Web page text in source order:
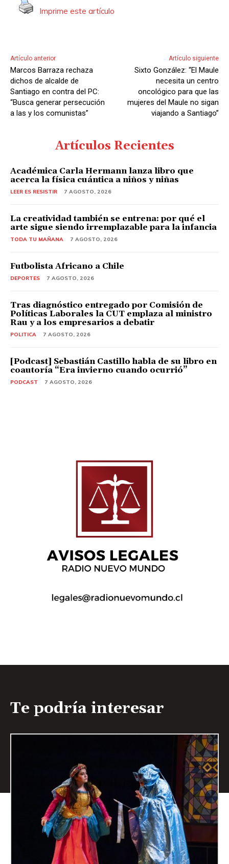
Imprime este artículo
Artículo anterior
Marcos Barraza rechaza
dichos de alcalde de
Santiago en contra del PC:
“Busca generar persecución
a las y los comunistas”
Artículo siguiente
Sixto González: “El Maule
necesita un centro
oncológico para que las
mujeres del Maule no sigan
viajando a Santiago”
Artículos Recientes
Académica Carla Hermann lanza libro que
acerca la física cuántica a niños y niñas
LEER ES RESISTIR 7 AGOSTO, 2026
La creatividad también se entrena: por qué el
arte sigue siendo irremplazable para la infancia
TODA TU MAÑANA 7 AGOSTO, 2026
Futbolista Africano a Chile
DEPORTES 7 AGOSTO, 2026
Tras diagnóstico entregado por Comisión de
Políticas Laborales la CUT emplaza al ministro
Rau y a los empresarios a debatir
POLITICA 7 AGOSTO, 2026
[Podcast] Sebastián Castillo habla de su libro en
coautoría “Era invierno cuando ocurrió”
PODCAST 7 AGOSTO, 2026
Te podría interesar